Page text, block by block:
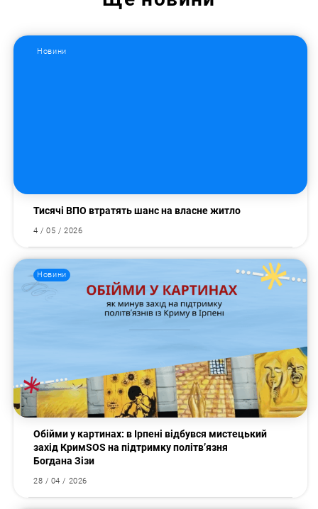
Новини
Тисячі ВПО втратять шанс на власне житло
4 / 05 / 2026
Новини
Обійми у картинах: в Ірпені відбувся мистецький
захід КримSOS на підтримку політв’язня
Богдана Зізи
28 / 04 / 2026